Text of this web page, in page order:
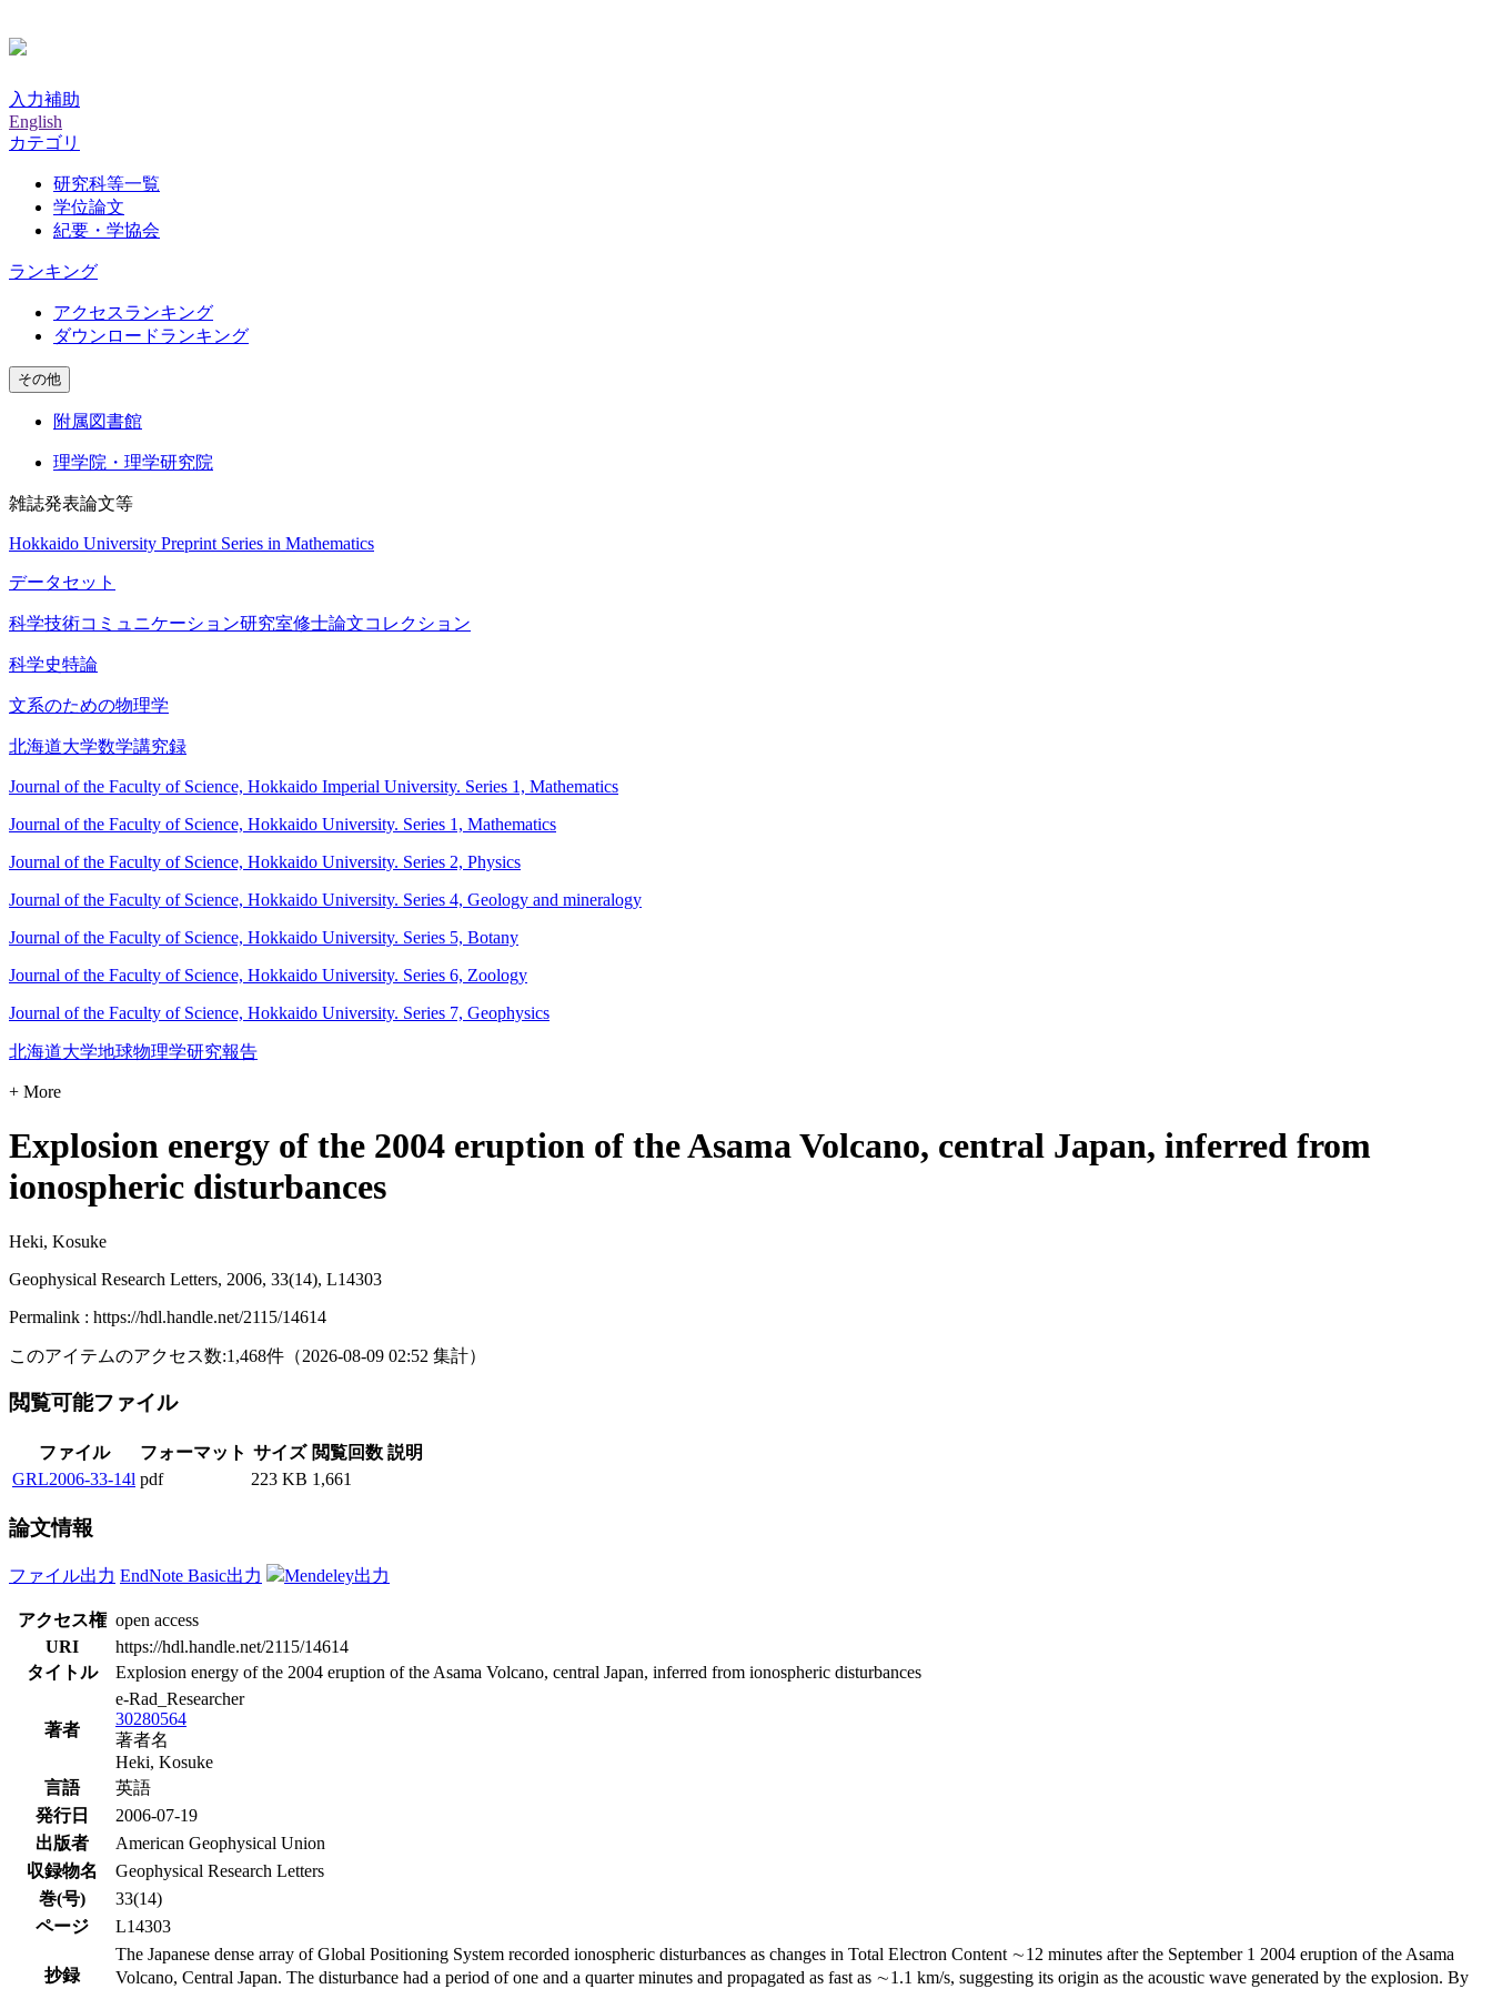
入力補助
English
カテゴリ
研究科等一覧
学位論文
紀要・学協会
ランキング
アクセスランキング
ダウンロードランキング
その他
附属図書館
理学院・理学研究院
雑誌発表論文等
Hokkaido University Preprint Series in Mathematics
データセット
科学技術コミュニケーション研究室修士論文コレクション
科学史特論
文系のための物理学
北海道大学数学講究録
Journal of the Faculty of Science, Hokkaido Imperial University. Series 1, Mathematics
Journal of the Faculty of Science, Hokkaido University. Series 1, Mathematics
Journal of the Faculty of Science, Hokkaido University. Series 2, Physics
Journal of the Faculty of Science, Hokkaido University. Series 4, Geology and mineralogy
Journal of the Faculty of Science, Hokkaido University. Series 5, Botany
Journal of the Faculty of Science, Hokkaido University. Series 6, Zoology
Journal of the Faculty of Science, Hokkaido University. Series 7, Geophysics
北海道大学地球物理学研究報告
+ More
Explosion energy of the 2004 eruption of the Asama Volcano, central Japan, inferred from
ionospheric disturbances
Heki, Kosuke
Geophysical Research Letters, 2006, 33(14), L14303
Permalink : https://hdl.handle.net/2115/14614
このアイテムのアクセス数:1,468件 （2026-08-09 02:52 集計）
閲覧可能ファイル
ファイル フォーマット サイズ 閲覧回数 説明
GRL2006-33-14l pdf 223 KB 1,661
論文情報
ファイル出力 EndNote Basic出力 Mendeley出力
アクセス権 open access
URI
https://hdl.handle.net/2115/14614
タイトル
Explosion energy of the 2004 eruption of the Asama Volcano, central Japan, inferred from ionospheric disturbances
著者
e-Rad_Researcher
30280564
著者名
Heki, Kosuke
言語
英語
発行日
2006-07-19
出版者
American Geophysical Union
収録物名
Geophysical Research Letters
巻(号)
33(14)
ページ
L14303
抄録
The Japanese dense array of Global Positioning System recorded ionospheric disturbances as changes in Total Electron Content ∼12 minutes after the September 1 2004 eruption of the Asama
Volcano, Central Japan. The disturbance had a period of one and a quarter minutes and propagated as fast as ∼1.1 km/s, suggesting its origin as the acoustic wave generated by the explosion. By